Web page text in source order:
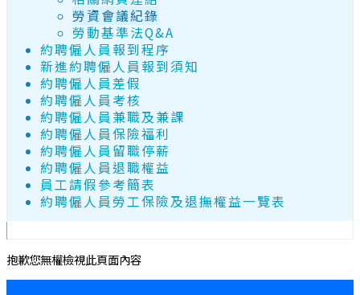
勞資會議紀錄
勞動基準法Q&A
約聘僱人員報到程序
新進約聘僱人員報到須知
約聘僱人員差假
約聘僱人員考核
約聘僱人員兼職及兼課
約聘僱人員保險福利
約聘僱人員留職停薪
約聘僱人員退職權益
員工請假參考簡表
約聘僱人員勞工保險及退撫權益一覽表
抱歉您無權檢視此頁面內容